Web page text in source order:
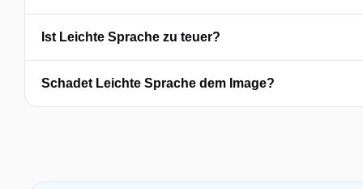
Ist Leichte Sprache zu teuer?
Schadet Leichte Sprache dem Image?